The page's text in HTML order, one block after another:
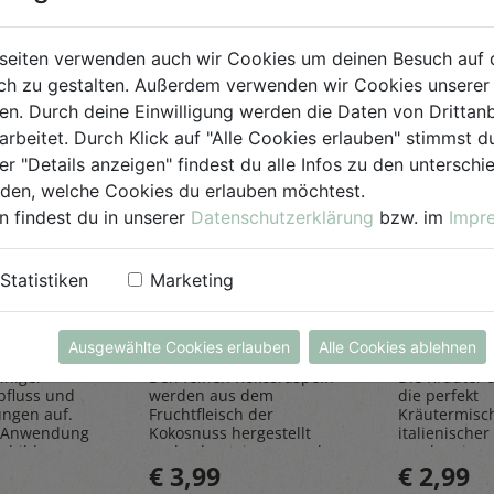
und
auf.
Kokosraspeln
250g
Rapunzel Naturkost
Den feinen Kokosraspeln
werden aus dem
Fruchtfleisch der
Kokosnuss hergestellt
und geben einen Hauch
Exotik in köstliche Kuchen
& Kekse
€ 3,99
Kräuter
Sonnentor
Die Kräuter
die perfekt
italienischer
rundet
und
€ 2,99
verwenden auch wir Cookies um deinen Besuch auf
zu gestalten. Außerdem verwenden wir Cookies
Durch deine Einwilligung werden die Daten von
Durch Klick auf "Alle Cookies erlauben" stimmst
"Details anzeigen" findest du alle Infos zu den
welche Cookies du erlauben möchtest.
findest du in unserer Datenschutzerklärung bzw. im
Statistiken Marketing
Ausgewählte Cookies erlauben Alle Cookies ablehnen